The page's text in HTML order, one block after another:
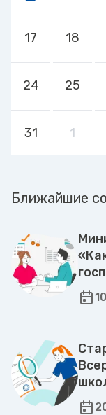
17 18
24 25
31 1
Ближайшие